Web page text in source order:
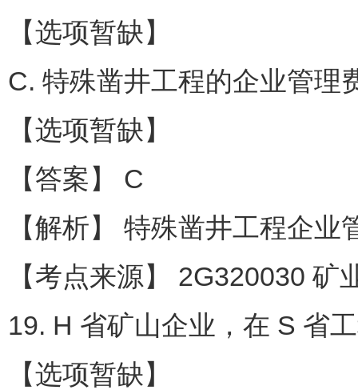
【选项暂缺】
C. 特殊凿井工程的企业管理
【选项暂缺】
【答案】 C
【解析】 特殊凿井工程企
【考点来源】 2G320030
19. H 省矿山企业，在 S 省
【选项暂缺】